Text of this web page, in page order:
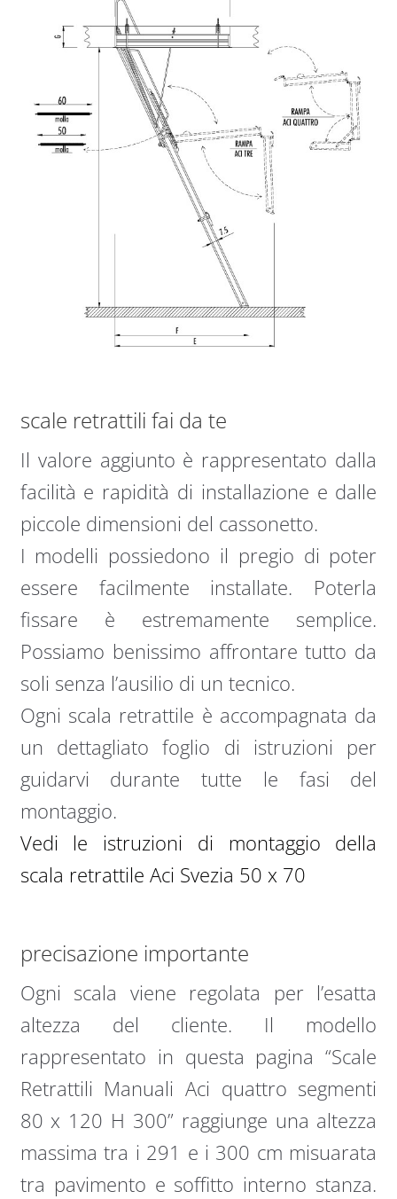
scale retrattili fai da te
Il valore aggiunto è rappresentato dalla
facilità e rapidità di installazione e dalle
piccole dimensioni del cassonetto.
I modelli possiedono il pregio di poter
essere facilmente installate. Poterla
fissare è estremamente semplice.
Possiamo benissimo affrontare tutto da
soli senza l’ausilio di un tecnico.
Ogni scala retrattile è accompagnata da
un dettagliato foglio di istruzioni per
guidarvi durante tutte le fasi del
montaggio.
Vedi le istruzioni di montaggio della
scala retrattile Aci Svezia 50 x 70
precisazione importante
Ogni scala viene regolata per l’esatta
altezza del cliente. Il modello
rappresentato in questa pagina “Scale
Retrattili Manuali Aci quattro segmenti
80 x 120 H 300” raggiunge una altezza
massima tra i 291 e i 300 cm misuarata
tra pavimento e soffitto interno stanza.